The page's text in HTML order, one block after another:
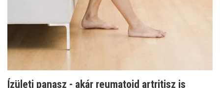
Ízületi panasz - akár reumatoid artritisz is